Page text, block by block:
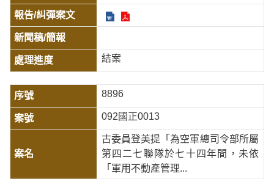
結案
8896
092國正0013
古委員登美提「為空軍總司令部所屬
第四二七聯隊於七十四年間，未依
「軍用不動產管理...